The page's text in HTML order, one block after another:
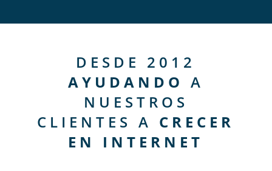
DESDE 2012
AYUDANDO A
NUESTROS
CLIENTES A CRECER
EN INTERNET